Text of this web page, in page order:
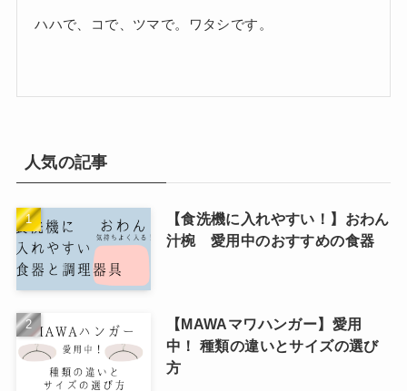
ハハで、コで、ツマで。ワタシです。
人気の記事
【食洗機に入れやすい！】おわん
汁椀 愛用中のおすすめの食器
【MAWAマワハンガー】愛用
中！ 種類の違いとサイズの選び
方